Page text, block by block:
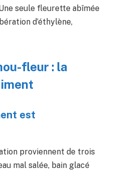
seule fleurette abîmée
d’éthylène,
fleur : la
est
proviennent de trois
mal salée, bain glacé